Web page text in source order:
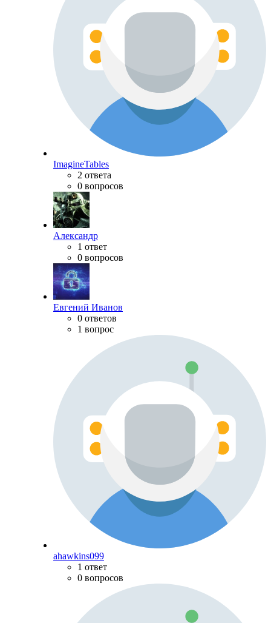
ImagineTables
2 ответа
0 вопросов
Александр
1 ответ
0 вопросов
Евгений Иванов
0 ответов
1 вопрос
ahawkins099
1 ответ
0 вопросов